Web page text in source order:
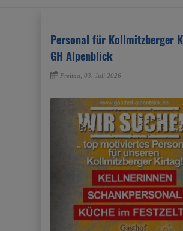
Personal für Kollmitzberger
GH Alpenblick
Freitag, 03. Juli 2026